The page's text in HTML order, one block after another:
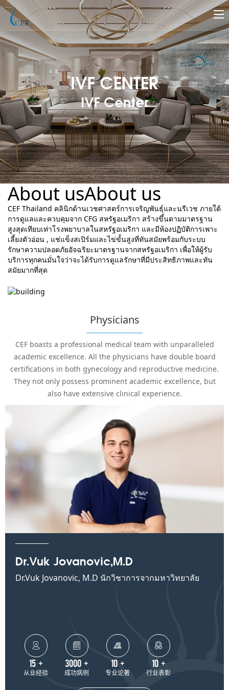
IVF CENTER
IVF Center
About usAbout us
CEF Thailand คลินิกด้านเวชศาสตร์การเจริญพันธุ์และนรีเวช ภายใต้
การดูแลและควบคุมจาก CFG สหรัฐอเมริกา สร้างขึ้นตามมาตรฐาน
สูงสุดเทียบเท่าโรงพยาบาลในสหรัฐอเมริกา และมีห้องปฏิบัติการเพาะ
เลี้ยงตัวอ่อน , แช่แข็งสเปิร์มและไข่ขั้นสูงที่ทันสมัยพร้อมกับระบบ
รักษาความปลอดภัยอัจฉริยะมาตรฐานจากสหรัฐอเมริกา เพื่อให้ผู้รับ
บริการทุกคนมั่นใจว่าจะได้รับการดูแลรักษาที่มีประสิทธิภาพและทัน
สมัยมากที่สุด
Physicians
CEF boasts a professional medical team with unparalleled
academic excellence. All the physicians have double board
certifications in both gynecology and reproductive medicine.
They not only possess prominent academic excellence, but
also have extensive clinical experience.
Dr.Vuk Jovanovic,M.D
Dr.Vuk Jovanovic, M.D นักวิชาการจากมหาวิทยาลัย

15 +
从业经验

3000 +
成功病例

10 +
专业论著

10 +
行业表彰